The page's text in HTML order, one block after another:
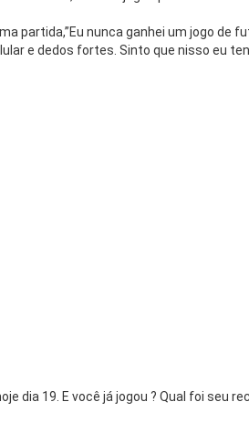
partida,”Eu nunca ganhei um jogo de
e dedos fortes. Sinto que nisso eu
dia 19. E você já jogou ? Qual foi seu